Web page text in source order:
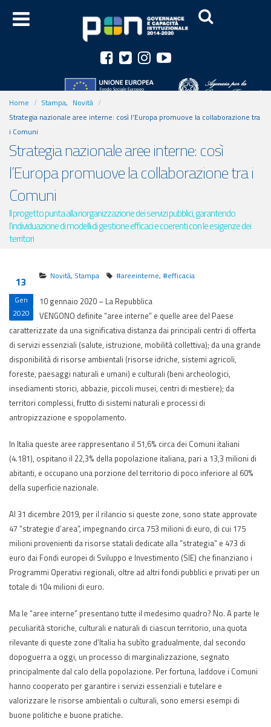
Home Stampa, Novità
Strategia nazionale aree interne: così l’Europa promuove la collaborazione tra
i Comuni
Strategia nazionale aree interne: così
l’Europa promuove la collaborazione tra i
Comuni
Il progetto punta alla riorganizzazione dei servizi pubblici, garantendo
l'individuazione di modelli di gestione efficaci e coerenti con le esigenze dei
territori
13
Gen
2020
Novità, Stampa #areeinterne,#efficacia
10 gennaio 2020 – La Repubblica
VENGONO definite “aree interne” e quelle aree del Paese
caratterizzate da una significativa distanza dai principali centri di offerta
di servizi essenziali (salute, istruzione, mobilità collettiva); da una grande
disponibilità di risorse ambientali (risorse idriche, sistemi agricoli,
foreste, paesaggi naturali e umani) e culturali (beni archeologici,
insediamenti storici, abbazie, piccoli musei, centri di mestiere); da
territori complessi, frutto di sistemi naturali e processi di
antropizzazione e spopolamento.
In Italia queste aree rappresentano il 51,6% circa dei Comuni italiani
(4.181), ospitano il 22,3% della popolazione italiana, pari a 13,3 milioni di
abitanti, e occupano una porzione del territorio di poco inferiore al 60%
della superficie nazionale.
Al 31 dicembre 2019, per il rilancio si queste zone, sono state approvate
47 “strategie d’area”, impegnando circa 753 milioni di euro, di cui 175
milioni provenienti da risorse statali dedicate alla “strategia” e 473 di
euro dai Fondi europei di Sviluppo e Investimento (SIE) che finanziano i
Programmi Operativi regionali, oltre ad altri fondi pubblici e privati per un
totale di 104 milioni di euro.
Ma le “aree interne” presentano tutte il medesimo quadro? No. A parte le
peculiarità storiche, culturali e naturali di ciascun territorio, una quota
rilevante di queste zone d’Italia ha subìto gradualmente, dal secondo
dopoguerra a oggi, un processo di marginalizzazione, segnato
principalmente dal calo della popolazione. Per fortuna, laddove i Comuni
hanno cooperato per garantire i servizi essenziali e tutelare e
valorizzare le risorse ambientali o culturali, sono emersi esempi di
buone politiche e buone pratiche.